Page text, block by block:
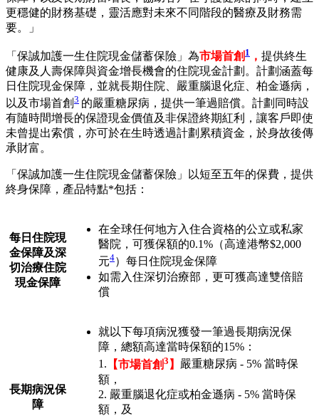
更穩健的財務基礎，靈活應對未來不同階段的醫療及財務需
要。」
「保誠加護一生住院現金儲蓄保險」為市場首創 1 ， 提供終生
健康及人壽保障與資金增長機會的住院現金計劃。計劃涵蓋每
日住院現金保障，並就長期住院、嚴重腦退化症、柏金遜病，
以及市場首創 3 的嚴重糖尿病，提供一筆過賠償。計劃同時設
有隨時間增長的保證現金價值及非保證終期紅利，讓客戶即使
未曾提出索償，亦可於在生時透過計劃累積資金，於身故後傳
承財富。
「保誠加護一生住院現金儲蓄保險」以短至五年的保費，提供
終身保障，產品特點*包括：
每日住院現
金保障及深
切治療住院
現金保障
在全球任何地方入住合資格的公立或私家
醫院，可獲保額的0.1%（高達港幣$2,000
元4）每日住院現金保障
如需入住深切治療部，更可獲高達雙倍賠
償
長期病況保
障
就以下每項病況獲發一筆過長期病況保
障，總額高達當時保額的15%：
1. 【市場首創 3 】 嚴重糖尿病 - 5% 當時保
額，
2. 嚴重腦退化症或柏金遜病 - 5% 當時保
額，及